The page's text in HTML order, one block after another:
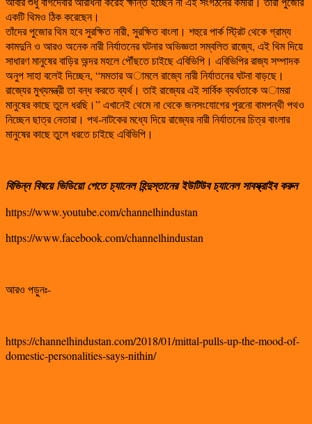
একটি থিমও ঠিক করেছেন।
তাঁদের পুজোর থিম হবে সুরক্ষিত নারী, সুরক্ষিত বাংলা। শহুরে পার্ক স্ট্রিট থেকে গ্রাম্য
কামদুনি ও আরও অনেক নারী নির্যাতনের ঘটনার অভিজ্ঞতা সম্বলিত রাজ্যে, এই থিম দিয়ে
সাধারণ মানুষের বাড়ির অন্দর মহলে পৌঁছতে চাইছে এবিভিপি। এবিভিপির রাজ্য সম্পাদক
অনুপ সাহা বলেই দিচ্ছেন, “মমতার অামলে রাজ্যে নারী নির্যাতনের ঘটনা বাড়ছে।
রাজ্যের মুখ্যমন্ত্রী তা বন্ধ করতে ব্যর্থ। তাই রাজ্যের এই সার্বিক ব্যর্থতাকে অামরা
মানুষের কাছে তুলে ধরছি।” এখানেই থেমে না থেকে জনসংযোগের পুরনো বামপন্থী পথও
নিচ্ছেন ছাত্র নেতারা। পথ-নাটকের মধ্যে দিয়ে রাজ্যের নারী নির্যাতনের চিত্র বাংলার
মানুষের কাছে তুলে ধরতে চাইছে এবিভিপি।
বিভিন্ন বিষয়ে ভিডিয়ো পেতে চ্যানেল হিন্দুস্তানের ইউটিউব চ্যানেল সাবস্ক্রাইব করুন
https://www.youtube.com/channelhindustan
https://www.facebook.com/channelhindustan
আরও পড়ুনঃ-
https://channelhindustan.com/2018/01/mittal-pulls-up-the-mood-of-
domestic-personalities-says-nithin/